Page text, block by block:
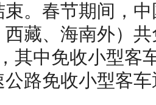
束。春节期间，
西藏、海南外）
其中免收小型客
路免收小型客车